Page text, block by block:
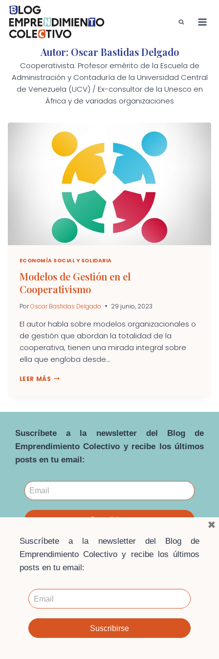
Saltar
contenido
Autor: Oscar Bastidas Delgado
Cooperativista. Profesor emérito de la Escuela de
Administración y Contaduría de la Universidad Central
de Venezuela (UCV) / Ex-consultor de la Unesco en
África y de variadas organizaciones
ECONOMÍA SOCIAL Y SOLIDARIA
Modelos de Gestión en el
Cooperativismo
Por Oscar Bastidas Delgado 29 junio, 2023
El autor habla sobre modelos organizacionales o
de gestión que abordan la totalidad de la
cooperativa, tienen una mirada integral sobre
ella que engloba desde...
LEER MÁS MODELOS
EL
Suscríbete a la newsletter del Blog de
Emprendimiento Colectivo y recibe los últimos
posts en tu email:
© 2026 · Blog Emprendimiento Colectivo ·
Escuela de
Contacto
Aviso Legal·Política de privacidad
Política
Suscríbete a la newsletter del Blog de
Emprendimiento Colectivo y recibe los últimos
posts en tu email:
×